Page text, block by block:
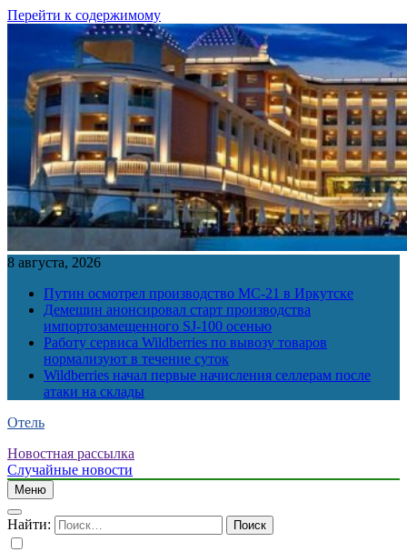
Перейти к содержимому
8 августа, 2026
Путин осмотрел производство МС-21 в Иркутске
Демешин анонсировал старт производства
импортозамещенного SJ-100 осенью
Работу сервиса Wildberries по вывозу товаров
нормализуют в течение суток
Wildberries начал первые начисления селлерам после
атаки на склады
Отель
Новостная рассылка
Случайные новости
Меню
Найти: